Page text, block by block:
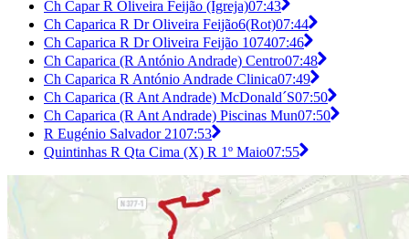
Ch Capar R Oliveira Feijão (Igreja)07:43
Ch Caparica R Dr Oliveira Feijão6(Rot)07:44
Ch Caparica R Dr Oliveira Feijão 107407:46
Ch Caparica (R António Andrade) Centro07:48
Ch Caparica R António Andrade Clinica07:49
Ch Caparica (R Ant Andrade) McDonald´S07:50
Ch Caparica (R Ant Andrade) Piscinas Mun07:50
R Eugénio Salvador 2107:53
Quintinhas R Qta Cima (X) R 1º Maio07:55